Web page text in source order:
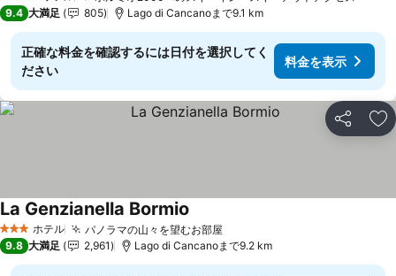
9.4 大満足 805 Lago di Cancanoまで9.1 km
正確な料金を確認するには日付を選択してく
ださい
料金を表示
シェア お
3 ホテルのランク
ホテル パノラマの山々を望むお部屋
La Genzianella Bormio
9.8 大満足 2,961 Lago di Cancanoまで9.2 km